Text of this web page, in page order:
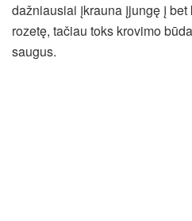
dažniausiai įkrauna įjungę į
rozetę, tačiau toks krovimo
saugus.